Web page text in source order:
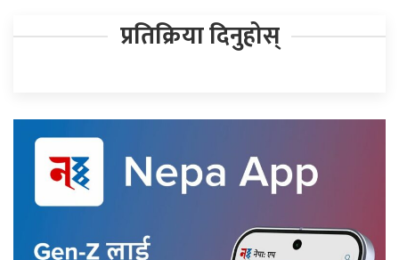
प्रतिक्रिया दिनुहोस्